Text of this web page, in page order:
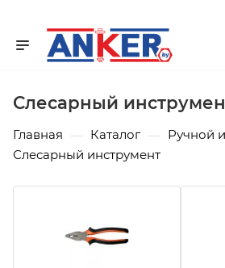
Слесарный
Главная — Каталог — Ручной
Слесарный инструмент